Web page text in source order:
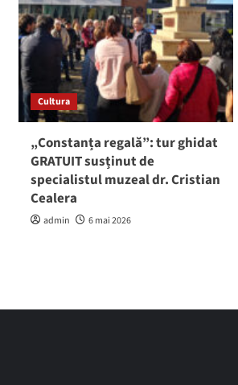
Cultura
„Constanța regală”: tur ghidat
GRATUIT susținut de
specialistul muzeal dr. Cristian
Cealera
admin 6 mai 2026